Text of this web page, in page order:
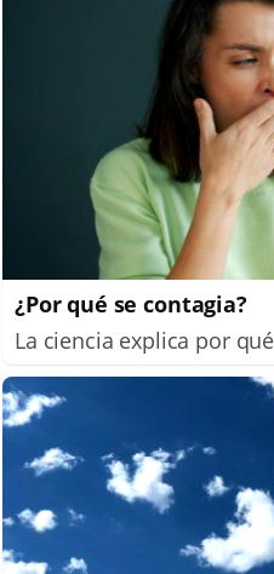
¿Por qué se contagia?
La ciencia explica por